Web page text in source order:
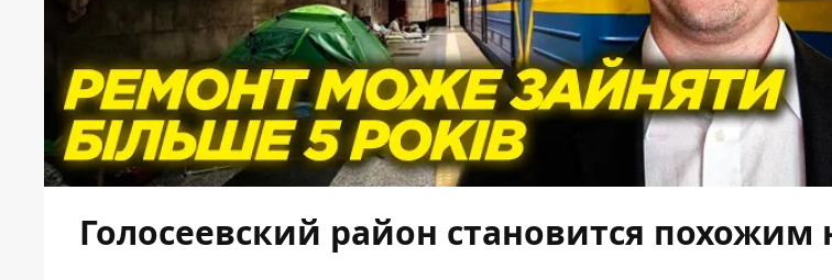
Голосеевский район становится